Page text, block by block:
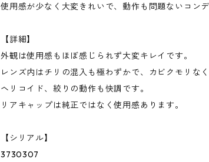
使用感が少なく大変きれいで、動作も問題ないコン
【詳細】
外観は使用感もほぼ感じられず大変キレイです。
レンズ内はチリの混入も極わずかで、カビクモリなく
ヘリコイド、絞りの動作も快調です。
リアキャップは純正ではなく使用感あります。
【シリアル】
3730307